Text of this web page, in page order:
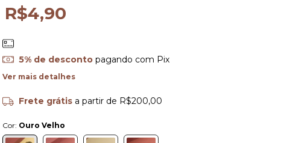
R$4,90
5% de descontopagando com Pix
Ver mais detalhes
Frete grátis a partir de R$200,00
Cor: Ouro Velho